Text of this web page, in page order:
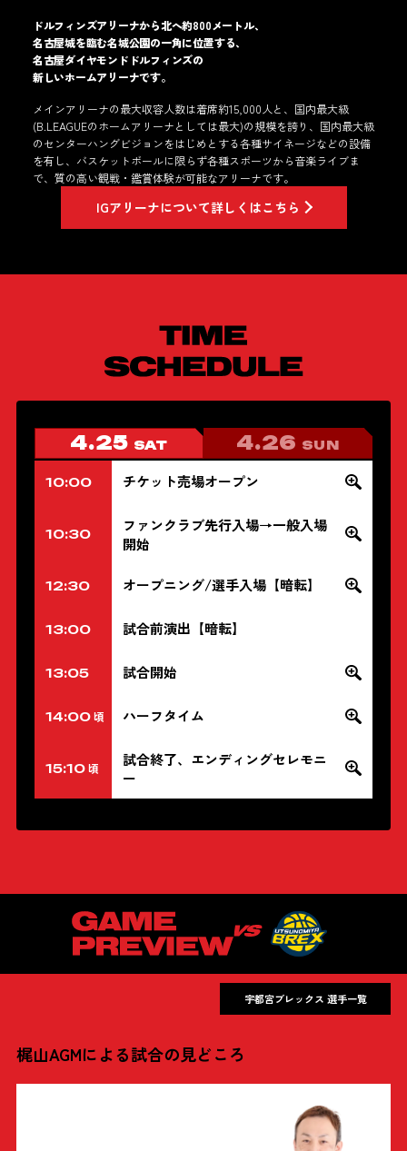
ドルフィンズアリーナから北へ約800メートル、
名古屋城を臨む名城公園の一角に位置する、
名古屋ダイヤモンドドルフィンズの
新しいホームアリーナです。
メインアリーナの最大収容人数は着席約15,000人と、国内最大級
(B.LEAGUEのホームアリーナとしては最大)の規模を誇り、国内最大級
のセンターハングビジョンをはじめとする各種サイネージなどの設備
を有し、バスケットボールに限らず各種スポーツから音楽ライブま
で、質の高い観戦・鑑賞体験が可能なアリーナです。
IGアリーナについて詳しくはこちら
4.25 SAT 4.26 SUN
10:00 チケット売場オープン
10:30
ファンクラブ先行入場→一般入場
開始
12:30 オープニング/選手入場【暗転】
13:00 試合前演出【暗転】
13:05 試合開始
14:00頃 ハーフタイム
15:10頃
試合終了、エンディングセレモニ
ー
宇都宮ブレックス 選手一覧
梶山AGMによる試合の見どころ